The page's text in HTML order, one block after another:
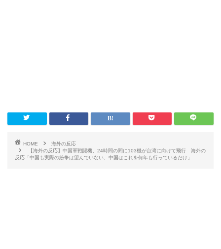
HOME
海外の反応
【海外の反応】中国軍戦闘機、24時間の間に103機が台湾に向けて飛行 海外の
反応「中国も実際の紛争は望んでいない、中国はこれを何年も行っているだけ」